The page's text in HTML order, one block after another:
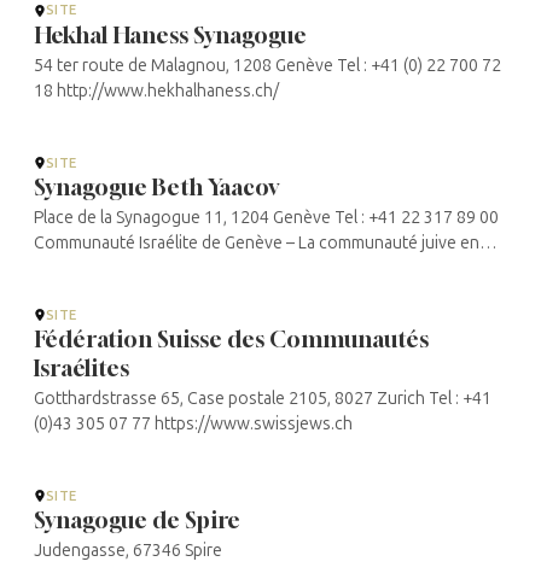
SITE
Hekhal Haness Synagogue
54 ter route de Malagnou, 1208 Genève Tel : +41 (0) 22 700 72
18 http://www.hekhalhaness.ch/
SITE
Synagogue Beth Yaacov
Place de la Synagogue 11, 1204 Genève Tel : +41 22 317 89 00
Communauté Israélite de Genève – La communauté juive en
SITE
Fédération Suisse des Communautés
Israélites
Gotthardstrasse 65, Case postale 2105, 8027 Zurich Tel : +41
(0)43 305 07 77 https://www.swissjews.ch
SITE
Synagogue de Spire
Judengasse, 67346 Spire